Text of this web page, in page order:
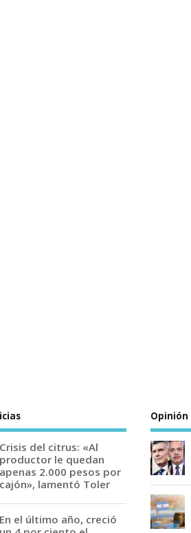
Crisis del citrus: «Al
productor le quedan
apenas 2.000 pesos por
cajón», lamentó Toler
En el último año, creció
Opinión